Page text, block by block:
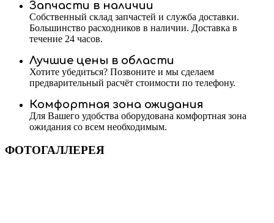
Запчасти в наличии
Собственный склад запчастей и служба доставки.
Большинство расходников в наличии. Доставка в
течение 24 часов.
Лучшие цены в области
Хотите убедиться? Позвоните и мы сделаем
предварительный расчёт стоимости по телефону.
Комфортная зона ожидания
Для Вашего удобства оборудована комфортная зона
ожидания со всем необходимым.
ФОТОГАЛЛЕРЕЯ